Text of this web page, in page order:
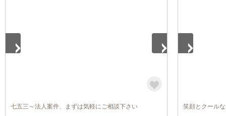
七五三～法人案件、まずは気軽にご相談下さい 笑顔とクール